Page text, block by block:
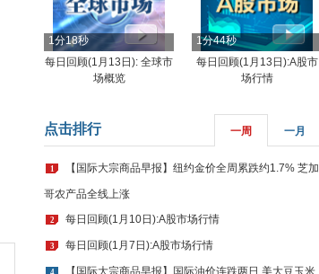
1分18秒
每日回顾(1月13日): 全球市
场概览
1分44秒
每日回顾(1月13日):A股市
场行情
点击排行 一周 一月
1 【国际大宗商品早报】纽约金价全周累跌约1.7% 芝加
哥农产品全线上涨
2 每日回顾(1月10日):A股市场行情
3 每日回顾(1月7日):A股市场行情
4 【国际大宗商品早报】国际油价连跌两日 美大豆玉米